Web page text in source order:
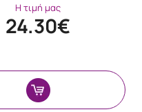
Η τιμή μας
24.30€